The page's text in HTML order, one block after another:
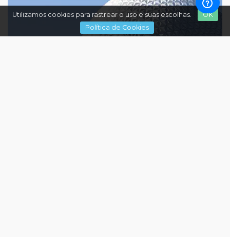
Utilizamos cookies para rastrear o uso e suas escolhas.
OK
Política de Cookies